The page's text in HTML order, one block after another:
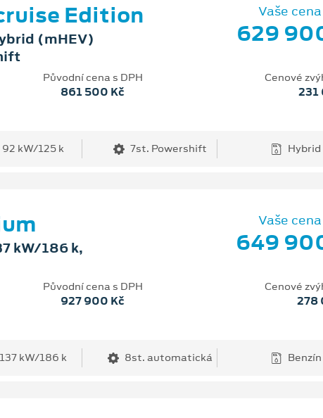
Edition
(mHEV)
Vaše
629
Původní cena s DPH
861 500 Kč
Cenové
231
92 kW/125 k 7st. Powershift Hybrid
kW/186 k,
Vaše
649
Původní cena s DPH
927 900 Kč
Cenové
278
137 kW/186 k 8st. automatická Benzín